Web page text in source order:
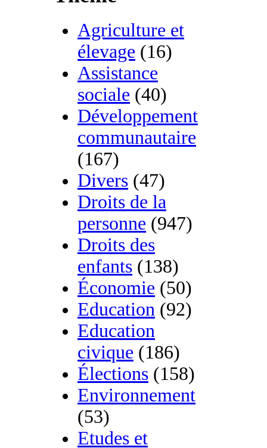
Agriculture et
élevage (16)
Assistance
sociale (40)
Développement
communautaire
(167)
Divers (47)
Droits de la
personne (947)
Droits des
enfants (138)
Économie (50)
Education (92)
Education
civique (186)
Élections (158)
Environnement
(53)
Etudes et